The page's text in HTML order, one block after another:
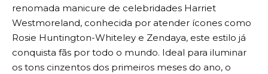
renomada manicure de celebridades Harriet
Westmoreland, conhecida por atender ícones como
Rosie Huntington-Whiteley e Zendaya, este estilo já
conquista fãs por todo o mundo. Ideal para iluminar
os tons cinzentos dos primeiros meses do ano, o